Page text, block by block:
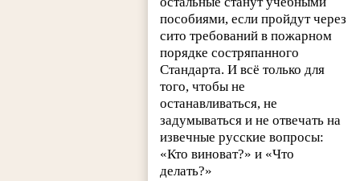
пособиями, если пройдут через
сито требований в пожарном
порядке состряпанного
Стандарта. И всё только для
того, чтобы не
останавливаться, не
задумываться и не отвечать на
извечные русские вопросы:
«Кто виноват?» и «Что
делать?»